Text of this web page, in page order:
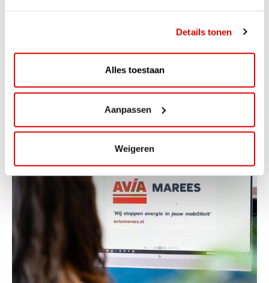
Details tonen
Alles toestaan
Aanpassen
Weigeren
ViaLuxury Hotels
Toe aan een ontspannen nachtje...